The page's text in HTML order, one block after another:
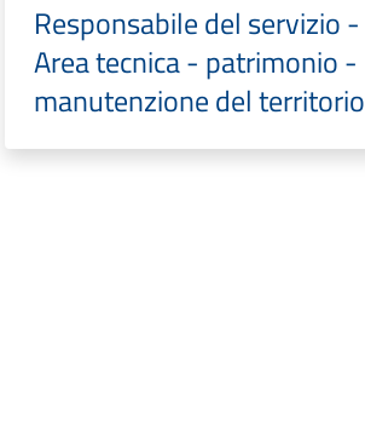
Responsabile del servizio -
Area tecnica - patrimonio -
manutenzione del territorio